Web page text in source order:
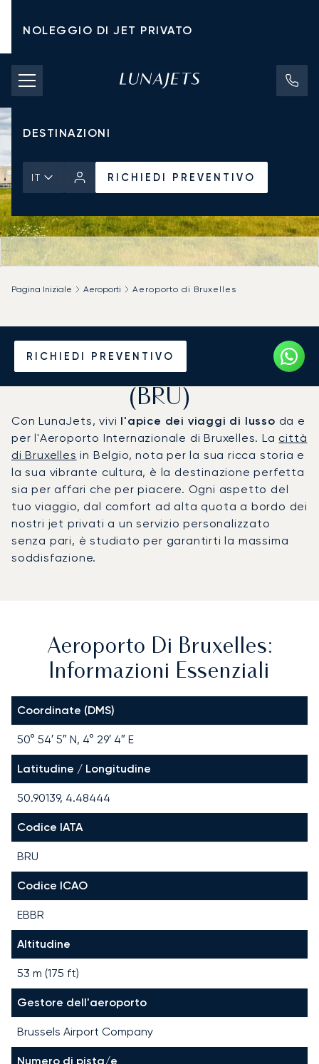
NOLEGGIO DI JET PRIVATO
TARIFFE DI NOLEGGIO
JET PRIVATI
DESTINAZIONI
IT RICHIEDI PREVENTIVO
RICHIEDI PREVENTIVO
Pagina Iniziale Aeroporti Aeroporto di Bruxelles
Noleggio jet privato per
l'Aeroporto di Bruxelles
(BRU)
Con LunaJets, vivi l'apice dei viaggi di lusso da e
per l'Aeroporto Internazionale di Bruxelles. La città
di Bruxelles in Belgio, nota per la sua ricca storia e
la sua vibrante cultura, è la destinazione perfetta
sia per affari che per piacere. Ogni aspetto del
tuo viaggio, dal comfort ad alta quota a bordo dei
nostri jet privati a un servizio personalizzato
senza pari, è studiato per garantirti la massima
soddisfazione.
Aeroporto Di Bruxelles:
Informazioni Essenziali
Coordinate (DMS)
50° 54′ 5″ N, 4° 29′ 4″ E
Latitudine / Longitudine
50.90139, 4.48444
Codice IATA
BRU
Codice ICAO
EBBR
Altitudine
53 m (175 ft)
Gestore dell'aeroporto
Brussels Airport Company
Numero di pista/e